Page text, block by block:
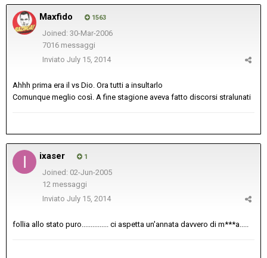
Maxfido 1563
Joined: 30-Mar-2006
7016 messaggi
Inviato July 15, 2014
Ahhh prima era il vs Dio. Ora tutti a insultarlo
Comunque meglio così. A fine stagione aveva fatto discorsi stralunati
ixaser 1
Joined: 02-Jun-2005
12 messaggi
Inviato July 15, 2014
follia allo stato puro............... ci aspetta un'annata davvero di m***a.....